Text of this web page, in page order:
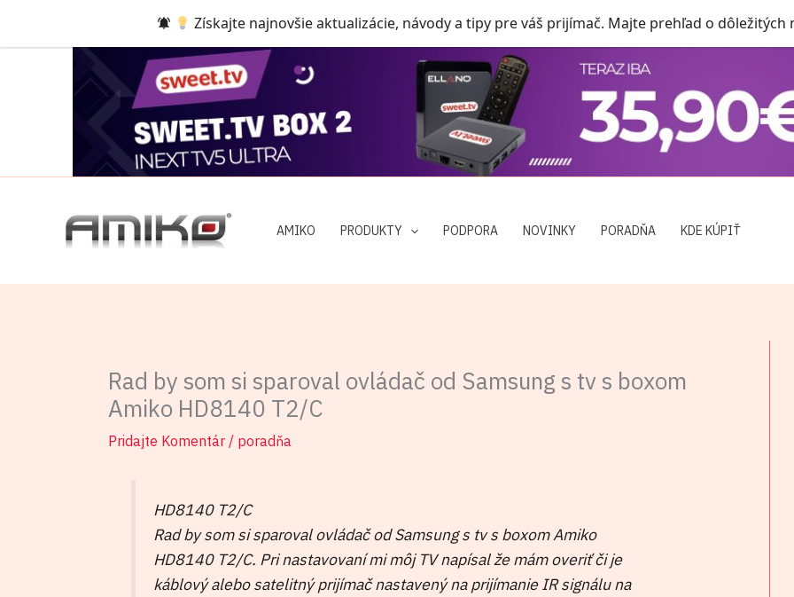
Získajte najnovšie aktualizácie, návody a tipy pre váš prijímač. Majte prehľad o dôležitých
AMIKO PRODUKTY PODPORA NOVINKY PORADŇA KDE KÚPIŤ
Rad by som si sparoval ovládač od Samsung s tv s boxom
Amiko HD8140 T2/C
Pridajte Komentár / poradňa
HD8140 T2/C
Rad by som si sparoval ovládač od Samsung s tv s boxom Amiko
HD8140 T2/C. Pri nastavovaní mi môj TV napísal že mám overiť či je
káblový alebo satelitný prijímač nastavený na prijímanie IR signálu na